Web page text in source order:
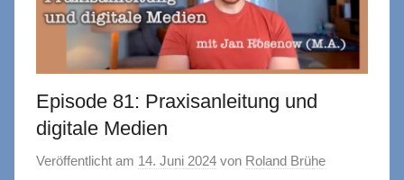
Episode 81: Praxisanleitung und
digitale Medien
Veröffentlicht am 14. Juni 2024 von Roland Brühe